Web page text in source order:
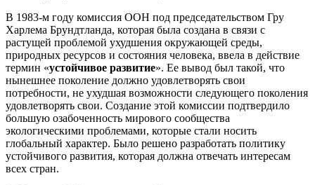
В 1983-м году комиссия ООН под председательством Гру
Харлема Брундтланда, которая была создана в связи с
растущей проблемой ухудшения окружающей среды,
природных ресурсов и состояния человека, ввела в действие
термин «устойчивое развитие». Ее вывод был такой, что
нынешнее поколение должно удовлетворять свои
потребности, не ухудшая возможности следующего поколения
удовлетворять свои. Создание этой комиссии подтвердило
большую озабоченность мирового сообщества
экологическими проблемами, которые стали носить
глобальный характер. Было решено разработать политику
устойчивого развития, которая должна отвечать интересам
всех стран.